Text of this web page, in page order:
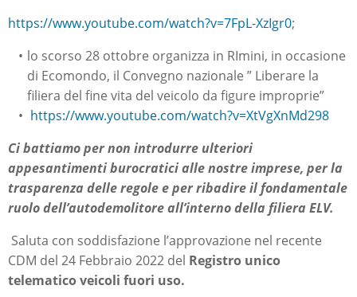
https://www.youtube.com/watch?v=7FpL-XzIgr0;
lo scorso 28 ottobre organizza in RImini, in occasione
di Ecomondo, il Convegno nazionale ” Liberare la
filiera del fine vita del veicolo da figure improprie”
https://www.youtube.com/watch?v=XtVgXnMd298
Ci battiamo per non introdurre ulteriori
appesantimenti burocratici alle nostre imprese, per la
trasparenza delle regole e per ribadire il fondamentale
ruolo dell’autodemolitore all’interno della filiera ELV.
Saluta con soddisfazione l’approvazione nel recente
CDM del 24 Febbraio 2022 del Registro unico
telematico veicoli fuori uso.